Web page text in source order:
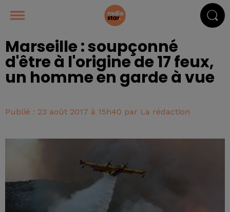
Marseille : soupçonné
d'être à l'origine de 17 feux,
un homme en garde à vue
Publié : 23 août 2017 à 15h40 par La rédaction